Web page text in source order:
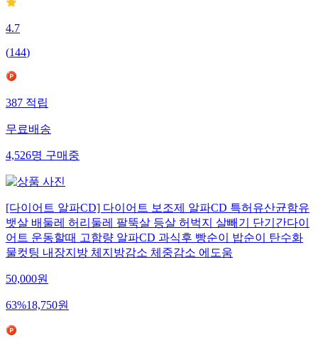
4.7
(144)
387 적립
무료배송
4,526명 구매중
[다이어트 알파CD] 다이어트 보조제 알파CD 특허유산균함유
뱃살 배둘레 허리둘레 팔뚝살 등살 허벅지 살빼기 단기간다이
어트 운동할때 고함량 알파CD 과식후 빵순이 밥순이 탄수화
물컷팅 내장지방 체지방감소 체중감소 에도움
50,000원
63%18,750원